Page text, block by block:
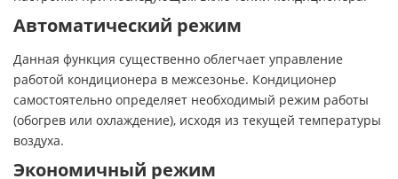
Автоматический режим
Данная функция существенно облегчает управление
работой кондиционера в межсезонье. Кондиционер
самостоятельно определяет необходимый режим работы
(обогрев или охлаждение), исходя из текущей температуры
воздуха.
Экономичный режим